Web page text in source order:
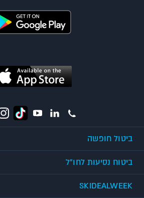
ביטול חופשה
ביטוח נסיעות לחו"ל
SKIDEALWEEK